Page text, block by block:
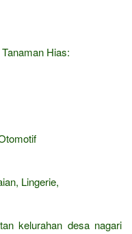
Hias:
Lingerie,
kelurahan desa nagari